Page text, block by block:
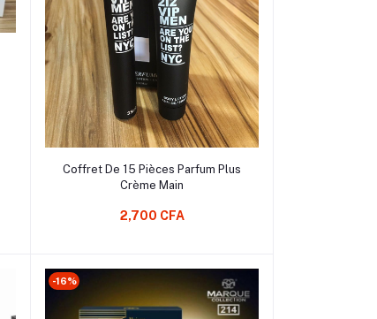
Sélectionnez une Option
Coffret De 15 Pièces Parfum Plus
Crème Main
2,700 CFA
-16%